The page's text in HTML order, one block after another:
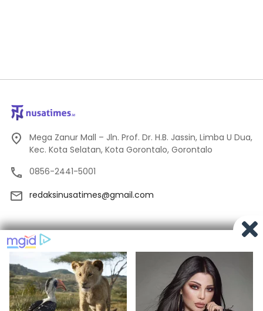
Mega Zanur Mall – Jln. Prof. Dr. H.B. Jassin, Limba U Dua,
Kec. Kota Selatan, Kota Gorontalo, Gorontalo
0856-2441-5001
redaksinusatimes@gmail.com
Tentang Kami Redaksi
Pedoman Media Siber
Privacy
Indeks Berita